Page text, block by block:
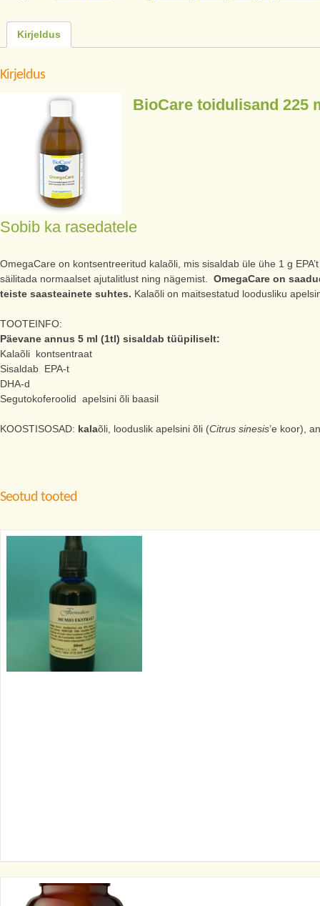
Kirjeldus
Kirjeldus
BioCare toidulisand 225
Sobib ka rasedatele
OmegaCare on kontsentreeritud kalaõli, mis sisaldab üle ühe 1 g
säilitada normaalset ajutalitlust ning nägemist. OmegaCare on
teiste saasteainete suhtes. Kalaõli on maitsestatud loodusliku
TOOTEINFO:
Päevane annus 5 ml (1tl) sisaldab tüüpiliselt:
Kalaõli kontsentraat
Sisaldab EPA-t
DHA-d
Segutokoferoolid apelsini õli baasil
KOOSTISOSAD: kalaõli, looduslik apelsini õli (Citrus sinesis’e koor),
Seotud tooted